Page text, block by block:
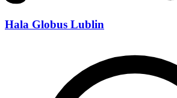
Hala Globus Lublin